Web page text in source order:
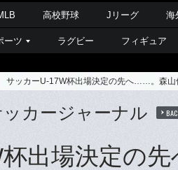
高校野球 Jリーグ 海
ーツ ラグビー フィギュア
サッカーU-17W杯出場決定の先へ……。森山
ッカージャーナル
出場決定の